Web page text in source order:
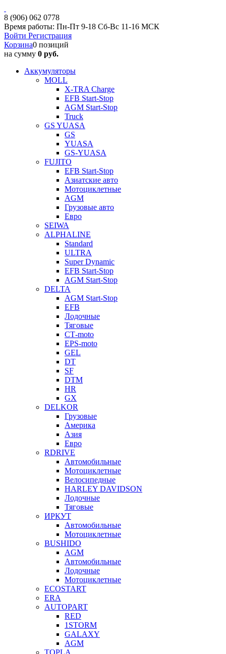
8 (906) 062 0778
Время работы: Пн-Пт 9-18 Сб-Вс 11-16 МСК
Войти Регистрация
Корзина0 позиций
на сумму 0 руб.
Аккумуляторы
MOLL
X-TRA Charge
EFB Start-Stop
AGM Start-Stop
Truck
GS YUASA
GS
YUASA
GS-YUASA
FUJITO
EFB Start-Stop
Азиатские авто
Мотоциклетные
AGM
Грузовые авто
Евро
SEIWA
ALPHALINE
Standard
ULTRA
Super Dynamic
EFB Start-Stop
AGM Start-Stop
DELTA
AGM Start-Stop
EFB
Лодочные
Тяговые
СТ-moto
EPS-moto
GEL
DT
SF
DTM
HR
GX
DELKOR
Грузовые
Америка
Азия
Евро
RDRIVE
Автомобильные
Мотоциклетные
Велосипедные
HARLEY DAVIDSON
Лодочные
Тяговые
ИРКУТ
Автомобильные
Мотоциклетные
BUSHIDO
AGM
Автомобильные
Лодочные
Мотоциклетные
ECOSTART
ERA
AUTOPART
RED
1STORM
GALAXY
AGM
TOPLA